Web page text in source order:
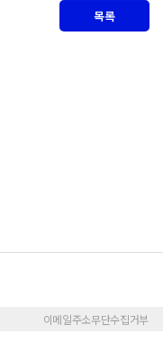
목록
이메일주소무단수집거부